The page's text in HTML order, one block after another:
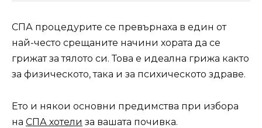
СПА процедурите се превърнаха в един от
най-често срещаните начини хората да се
грижат за тялото си. Това е идеална грижа както
за физическото, така и за психическото здраве.
Ето и някои основни предимства при избора
на СПА хотели за вашата почивка.